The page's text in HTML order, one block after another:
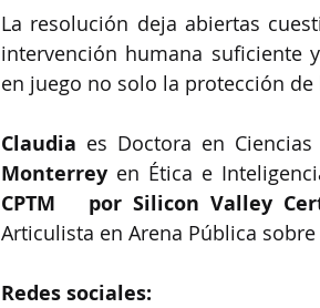
La resolución deja abiertas
intervención humana suficiente
en juego no solo la protección
Claudia es Doctora en
Monterrey en Ética e
CPTM   por Silicon Valley
Articulista en Arena Pública
Redes sociales: